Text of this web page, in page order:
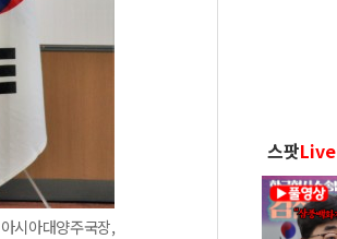
시아대양주국장,
스팟Live